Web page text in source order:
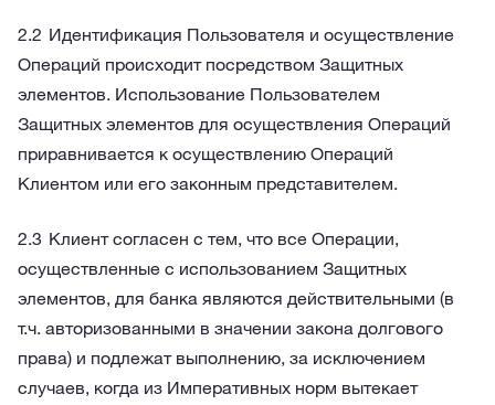
Идентификация Пользователя и осуществление
Операций происходит посредством Защитных
элементов. Использование Пользователем
Защитных элементов для осуществления Операций
приравнивается к осуществлению Операций
Клиентом или его законным представителем.
Клиент согласен с тем, что все Операции,
осуществленные с использованием Защитных
элементов, для банка являются действительными (в
т.ч. авторизованными в значении закона долгового
права) и подлежат выполнению, за исключением
случаев, когда из Императивных норм вытекает